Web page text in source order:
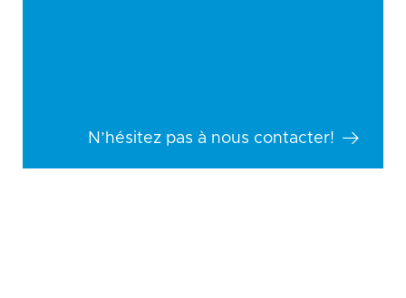
N’hésitez pas à nous contacter!